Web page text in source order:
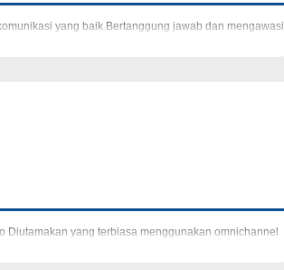
yang baik Bertanggung jawab dan mengawasi
Diutamakan yang terbiasa menggunakan omnichannel